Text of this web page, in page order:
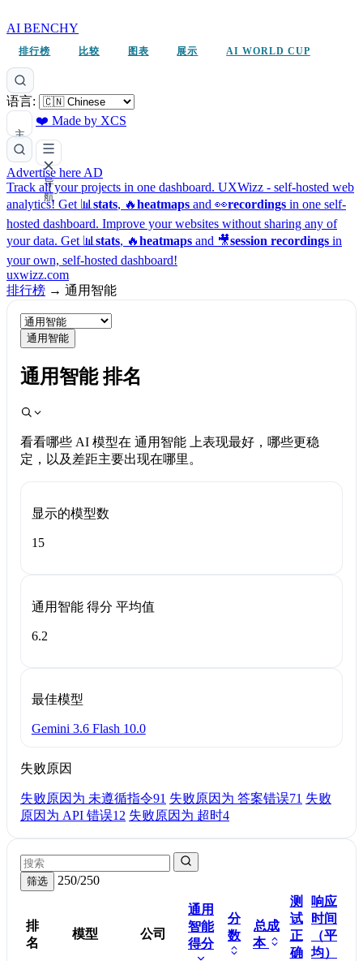
AI BENCHY
排行榜 比较 图表 展示 AI WORLD CUP
语言:
主
题
❤️ Made by XCS
导
航
Advertise here AD
Track all your projects in one dashboard. UXWizz - self-hosted web
analytics! Get 📊 stats, 🔥heatmaps and 👀recordings in one self-
hosted dashboard. Improve your websites without sharing any of
your data. Get 📊 stats, 🔥heatmaps and 🎥session recordings in
your own, self-hosted dashboard!
uxwizz.com
排行榜 → 通用智能
通用智能
通用智能 排名
看看哪些 AI 模型在 通用智能 上表现最好，哪些更稳
定，以及差距主要出现在哪里。
显示的模型数
15
通用智能 得分 平均值
6.2
最佳模型
Gemini 3.6 Flash 10.0
失败原因
失败原因为 未遵循指令91 失败原因为 答案错误71 失败
原因为 API 错误12 失败原因为 超时4
筛选 250/250
排
名
模型 公司
通用
智能
得分
分
数
总成
本
测
试
正
确
响应
时间
（平
均）